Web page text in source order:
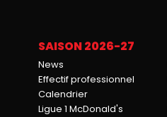
SAISON 2026-27
News
Effectif professionnel
Calendrier
Ligue 1 McDonald's